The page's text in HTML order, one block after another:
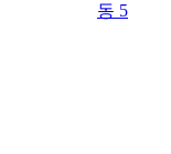
동 5